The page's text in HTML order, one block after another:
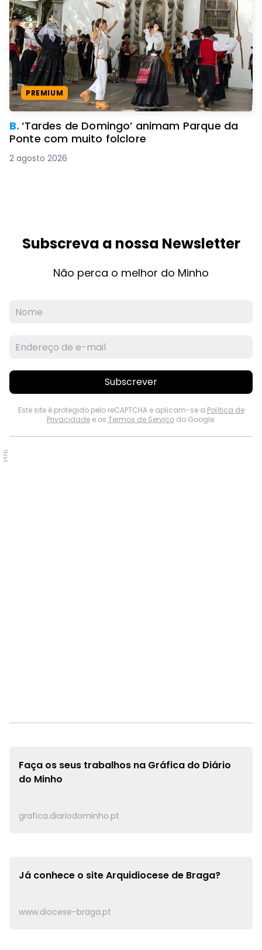
PREMIUM
B.‘Tardes de Domingo’ animam Parque da
Ponte com muito folclore
2 agosto 2026
Subscreva a nossa Newsletter
Não perca o melhor do Minho
Subscrever
Este site é protegido pelo reCAPTCHA e aplicam-se a Política de
Privacidadee os Termos de Serviçodo Google.
PUB.
Faça os seus trabalhos na Gráfica do Diário
do Minho
grafica.diariodominho.pt
Já conhece o siteArquidiocese de Braga?
www.diocese-braga.pt